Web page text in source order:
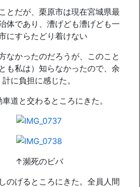
とだが、栗原市は現在宮城県最
体であり、漕げども漕げども一
にすらたどり着けない
なかったのだろうが、このこと
も私は）知らなかったので、余
計に負担に感じた。
道と交わるところにきた。
↑瀕死のビバ
のげるところにきた。全員人間